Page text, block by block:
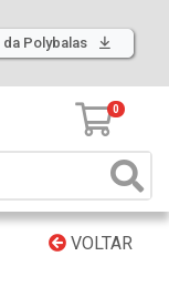
da Polybalas
0
VOLTAR